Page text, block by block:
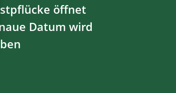
öffnet
Datum wird